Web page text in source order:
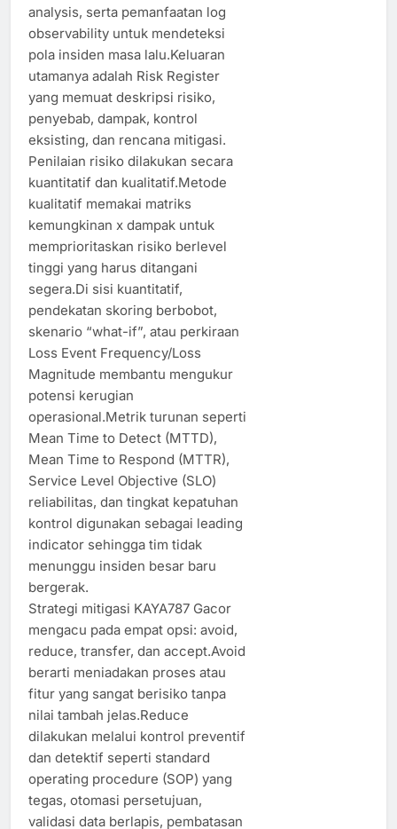
analysis, serta pemanfaatan log
observability untuk mendeteksi
pola insiden masa lalu.Keluaran
utamanya adalah Risk Register
yang memuat deskripsi risiko,
penyebab, dampak, kontrol
eksisting, dan rencana mitigasi.
Penilaian risiko dilakukan secara
kuantitatif dan kualitatif.Metode
kualitatif memakai matriks
kemungkinan x dampak untuk
memprioritaskan risiko berlevel
tinggi yang harus ditangani
segera.Di sisi kuantitatif,
pendekatan skoring berbobot,
skenario “what-if”, atau perkiraan
Loss Event Frequency/Loss
Magnitude membantu mengukur
potensi kerugian
operasional.Metrik turunan seperti
Mean Time to Detect (MTTD),
Mean Time to Respond (MTTR),
Service Level Objective (SLO)
reliabilitas, dan tingkat kepatuhan
kontrol digunakan sebagai leading
indicator sehingga tim tidak
menunggu insiden besar baru
bergerak.
Strategi mitigasi KAYA787 Gacor
mengacu pada empat opsi: avoid,
reduce, transfer, dan accept.Avoid
berarti meniadakan proses atau
fitur yang sangat berisiko tanpa
nilai tambah jelas.Reduce
dilakukan melalui kontrol preventif
dan detektif seperti standard
operating procedure (SOP) yang
tegas, otomasi persetujuan,
validasi data berlapis, pembatasan